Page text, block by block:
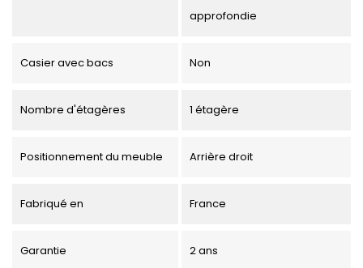
approfondie
Casier avec bacs Non
Nombre d'étagères 1 étagère
Positionnement du meuble Arrière droit
Fabriqué en France
Garantie 2 ans